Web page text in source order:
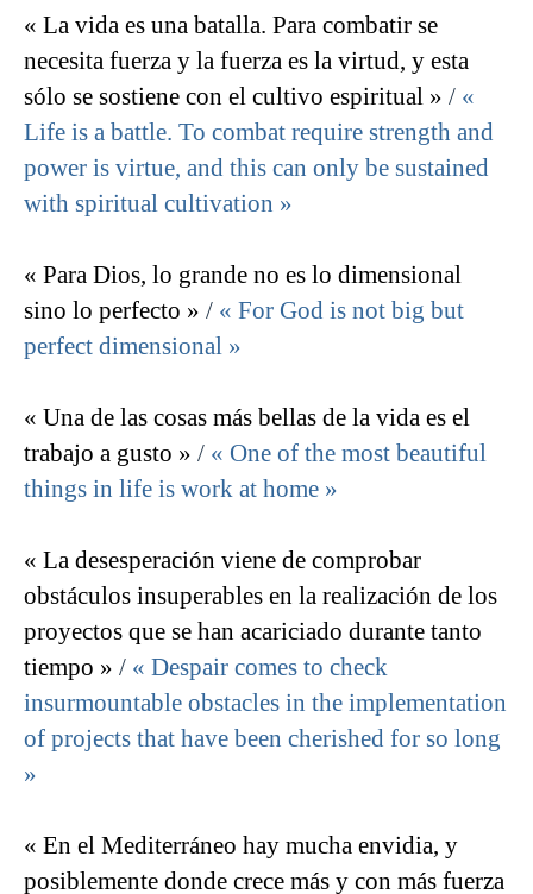
« La vida es una batalla. Para combatir se
necesita fuerza y la fuerza es la virtud, y esta
sólo se sostiene con el cultivo espiritual » / «
Life is a battle. To combat require strength and
power is virtue, and this can only be sustained
with spiritual cultivation »
« Para Dios, lo grande no es lo dimensional
sino lo perfecto » / « For God is not big but
perfect dimensional »
« Una de las cosas más bellas de la vida es el
trabajo a gusto » / « One of the most beautiful
things in life is work at home »
« La desesperación viene de comprobar
obstáculos insuperables en la realización de los
proyectos que se han acariciado durante tanto
tiempo » / « Despair comes to check
insurmountable obstacles in the implementation
of projects that have been cherished for so long
»
« En el Mediterráneo hay mucha envidia, y
posiblemente donde crece más y con más fuerza